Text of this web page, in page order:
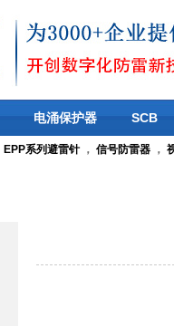
电涌保护器 SCB
EPP系列避雷针， 信号防雷器 ，